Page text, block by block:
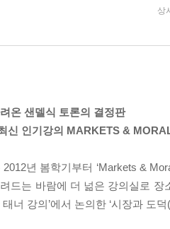
상
온 샌델식 토론의 결정판
신 인기강의 MARKETS &
년 봄학기부터 ‘Markets &
드는 바람에 더 넒은 강의실로
너 강의’에서 논의한 ‘시장과 도